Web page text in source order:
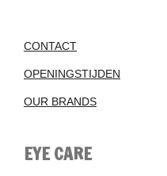
CONTACT
OPENINGSTIJDEN
OUR BRANDS
EYE CARE